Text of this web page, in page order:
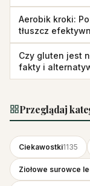
Aerobik kroki:
tłuszcz
Czy gluten jest
fakty i
Przeglądaj
Ciekawostki1135
Ziołowe surowce